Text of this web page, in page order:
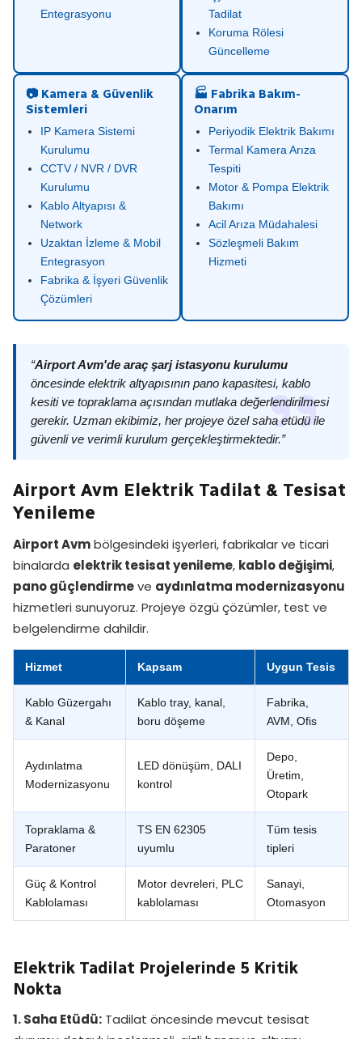
Entegrasyonu
Tadilat
Koruma Rölesi
Güncelleme
📷 Kamera & Güvenlik
Sistemleri
IP Kamera Sistemi
Kurulumu
CCTV / NVR / DVR
Kurulumu
Kablo Altyapısı &
Network
Uzaktan İzleme & Mobil
Entegrasyon
Fabrika & İşyeri Güvenlik
Çözümleri
🏭 Fabrika Bakım-
Onarım
Periyodik Elektrik Bakımı
Termal Kamera Arıza
Tespiti
Motor & Pompa Elektrik
Bakımı
Acil Arıza Müdahalesi
Sözleşmeli Bakım
Hizmeti
“Airport Avm'de araç şarj istasyonu kurulumu
öncesinde elektrik altyapısının pano kapasitesi, kablo
kesiti ve topraklama açısından mutlaka değerlendirilmesi
gerekir. Uzman ekibimiz, her projeye özel saha etüdü ile
güvenli ve verimli kurulum gerçekleştirmektedir.”
Airport Avm Elektrik Tadilat & Tesisat
Yenileme
Airport Avmbölgesindeki işyerleri, fabrikalar ve ticari
binalarda elektrik tesisat yenileme, kablo değişimi,
pano güçlendirmeve aydınlatma modernizasyonu
hizmetleri sunuyoruz. Projeye özgü çözümler, test ve
belgelendirme dahildir.
Hizmet Kapsam Uygun Tesis
Kablo Güzergahı
& Kanal
Kablo tray, kanal,
boru döşeme
Fabrika,
AVM, Ofis
Aydınlatma
Modernizasyonu
LED dönüşüm, DALI
kontrol
Depo,
Üretim,
Otopark
Topraklama &
Paratoner
TS EN 62305
uyumlu
Tüm tesis
tipleri
Güç & Kontrol
Kablolaması
Motor devreleri, PLC
kablolaması
Sanayi,
Otomasyon
Elektrik Tadilat Projelerinde 5 Kritik
Nokta
1. Saha Etüdü: Tadilat öncesinde mevcut tesisat